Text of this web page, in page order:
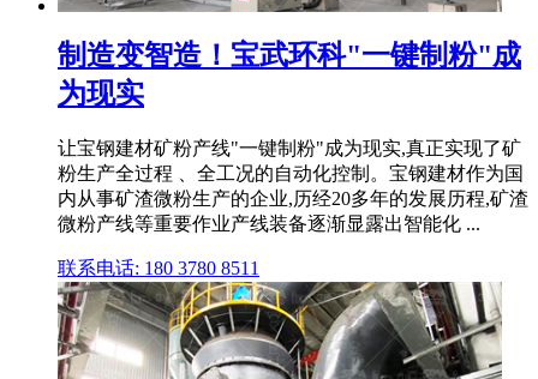
制造变智造！宝武环科"一键制粉"成
为现实
让宝钢建材矿粉产线"一键制粉"成为现实,真正实现了矿
粉生产全过程 、全工况的自动化控制。宝钢建材作为国
内从事矿渣微粉生产的企业,历经20多年的发展历程,矿渣
微粉产线等重要作业产线装备逐渐显露出智能化 ...
联系电话: 180 3780 8511